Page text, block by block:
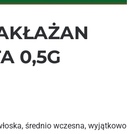
0,5G
średnio wczesna, wyjątkowo